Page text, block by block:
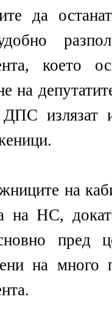
да
което
на
излязат и
на
на НС,
пред
на много